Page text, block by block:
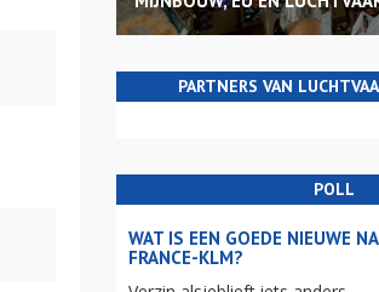
PARTNERS VAN
POLL
WAT IS EEN GOEDE NIEUWE
FRANCE-KLM?